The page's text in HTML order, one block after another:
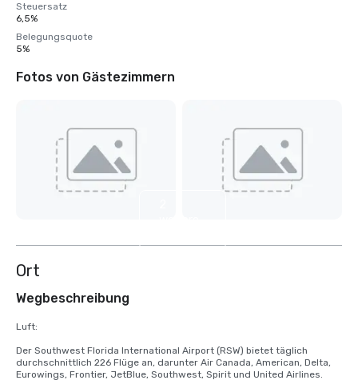
Steuersatz
6,5%
Belegungsquote
5%
Fotos von Gästezimmern
Ort
Wegbeschreibung
Luft:
Der Southwest Florida International Airport (RSW) bietet täglich
durchschnittlich 226 Flüge an, darunter Air Canada, American, Delta,
Eurowings, Frontier, JetBlue, Southwest, Spirit und United Airlines.